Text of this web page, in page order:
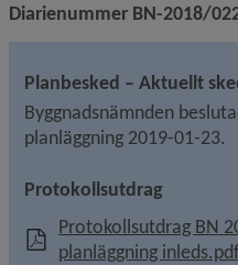
Diarienummer BN-2018/
Planbesked – Aktuellt
Byggnadsnämnden
planläggning 2019-01-23.
Protokollsutdrag
Protokollsutdrag BN
planläggning